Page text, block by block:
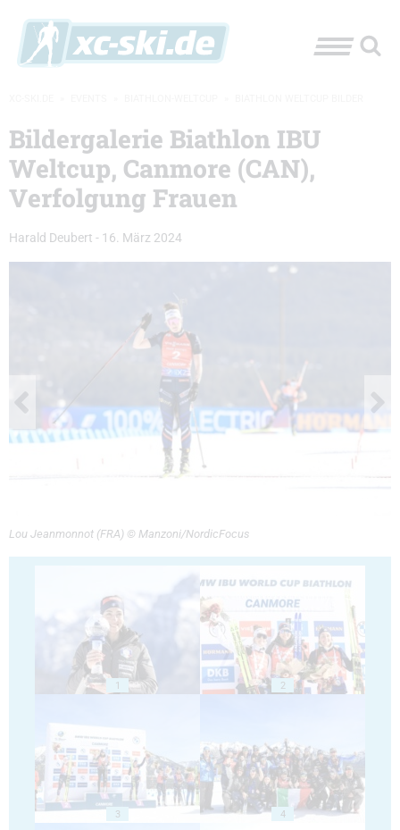
Bildergalerie Biathlon IBU
Weltcup, Canmore (CAN),
Verfolgung Frauen
Harald Deubert - 16. März 2024
Lou Jeanmonnot (FRA) © Manzoni/NordicFocus
1 2
3 4